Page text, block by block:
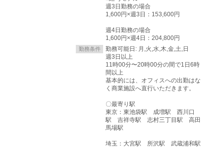
週3日勤務の場合
1,600円×週3日：153,600円
週4日勤務の場合
1,600円×週4日：204,800円
勤務条件
勤務可能日: 月,火,水,木,金,土,日
週3日以上
11時00分〜20時00分の間で1日6時
間以上
基本的には、オフィスへの出勤はな
く商業施設へ直行いただきます。
〇最寄り駅
東京：東池袋駅 成増駅 西川口
駅 吉祥寺駅 志村三丁目駅 高田
馬場駅
埼玉：大宮駅 所沢駅 武蔵浦和駅